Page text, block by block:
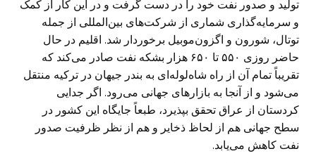
تولید و صدور نفت خود را در دست گرفت و در این کار از کمک
و سرمایه‌گذاری شماری از شرکت‌های بین‌المللی از جمله
توتال، شورون و اگزون‌موبیل برخوردار شد. اقلیم در حال
حاضر روزی ۵۵۰ تا ۶۵۰ هزار بشکه نفت صادر می‌کند که
تقریباً تمام آن از راه شاه‌لوله‌ای به بندر جیهان در ترکیه منتقل
می‌شود و از آنجا به بازارهای جهانی می‌رود. اگر جدایی
کردستان از عراق تحقق بپذیرد، طبعاً جایگاه این کشور در
سطح جهانی هم از لحاظ ذخایر و هم از نظر ظرفیت صدور
نفت کاهش می‌یابد.